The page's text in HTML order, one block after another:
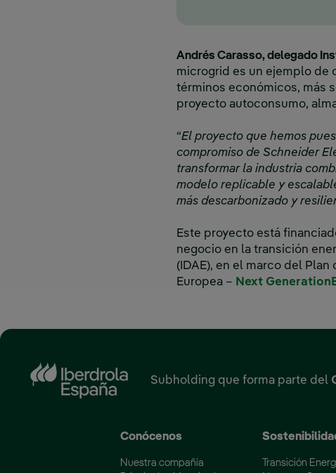
Andrés Carasso, delegado
microgrid es un ejemplo de
términos económicos, más
proyecto autoconsumo,
“El proyecto que hemos
compromiso de Schneider
transformar la industria
modelo replicable y
más descarbonizado y
Este proyecto está
negocio en la transición
(IDAE), en el marco del
Europea – Next
Subholding que forma parte del
Conócenos
Nuestra compañía
Transición